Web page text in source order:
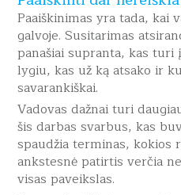
Paaiškinimas yra tada, kai
galvoje. Susitarimas
panašiai supranta, kas
lygiu, kas už ką atsako ir
savarankiškai.
Vadovas dažnai turi
šis darbas svarbus, kas
spaudžia terminas, kokios
ankstesnė patirtis verčia
visas paveikslas.